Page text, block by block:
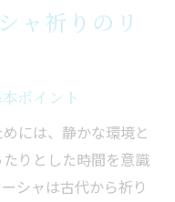
ャ祈りのリ
ポイント
には、静かな環境と
りとした時間を意識
シャは古代から祈り